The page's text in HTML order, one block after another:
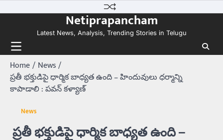
to
Netiprapancham
Latest News, Analysis, Trending Stories in Telugu
Home
News
ప్రతీ భక్తుడిపై ధార్మిక బాధ్యత ఉంది – హిందువులు ధర్మాన్ని
కాపాడాలి : పవన్ కళ్యాణ్
News
ప్రతీ భక్తుడిపై ధార్మిక బాధ్యత ఉంది –